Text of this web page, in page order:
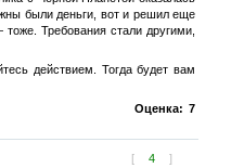
были деньги, вот и решил еще
Требования стали другими,
действием. Тогда будет вам
Оценка: 7
[ 4 ]